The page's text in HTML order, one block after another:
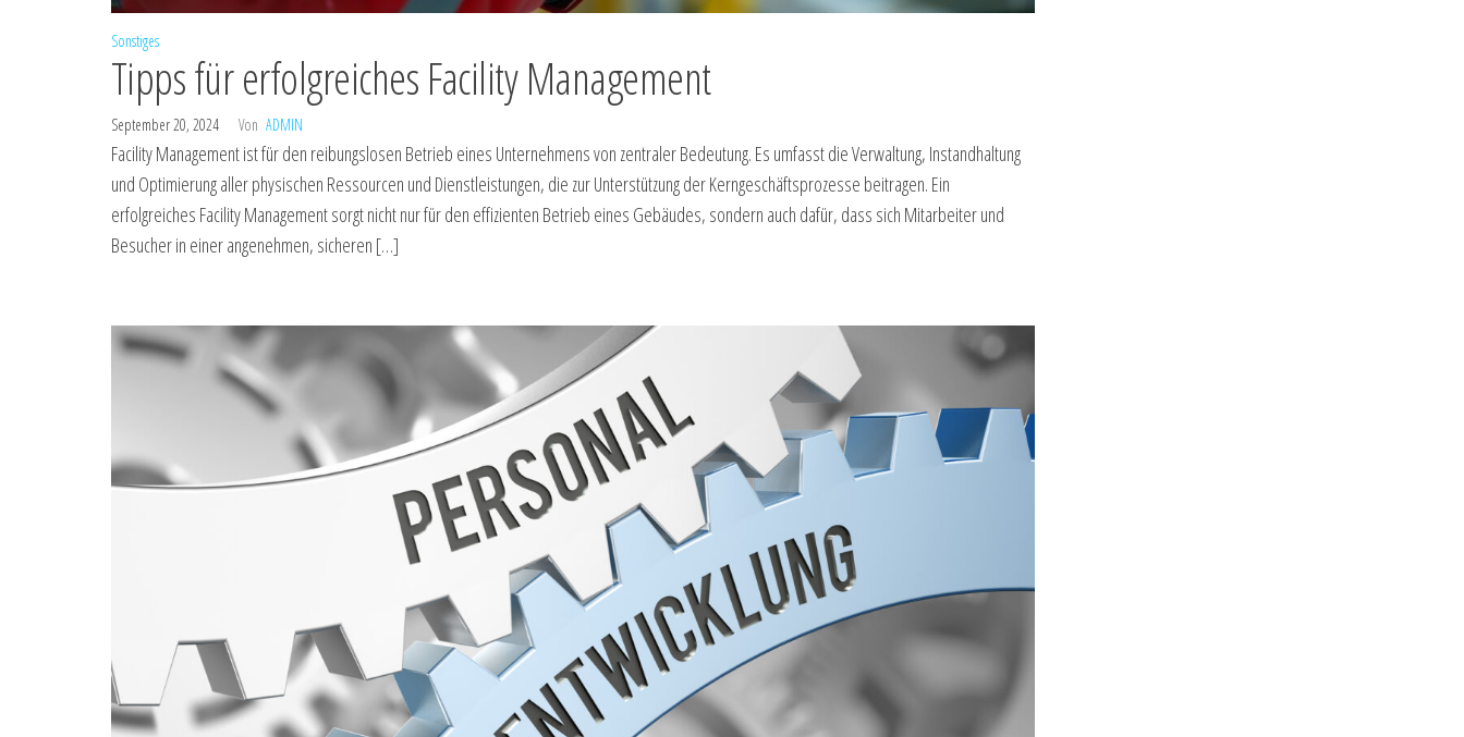
Sonstiges
Tipps für erfolgreiches Facility Management
September 20, 2024 Von ADMIN
Facility Management ist für den reibungslosen Betrieb eines Unternehmens von zentraler Bedeutung. Es umfasst die Verwaltung, Instandhaltung
und Optimierung aller physischen Ressourcen und Dienstleistungen, die zur Unterstützung der Kerngeschäftsprozesse beitragen. Ein
erfolgreiches Facility Management sorgt nicht nur für den effizienten Betrieb eines Gebäudes, sondern auch dafür, dass sich Mitarbeiter und
Besucher in einer angenehmen, sicheren […]